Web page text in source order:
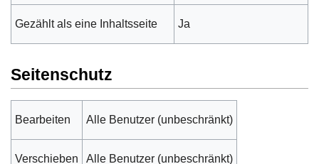
Gezählt als eine Inhaltsseite Ja
Seitenschutz
Bearbeiten Alle Benutzer (unbeschränkt)
Verschieben Alle Benutzer (unbeschränkt)